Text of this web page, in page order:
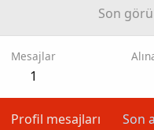
Son
Mesajlar
1
Profil mesajları Son